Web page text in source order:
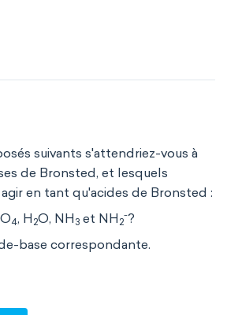
suivants s'attendriez-vous à
de Bronsted, et lesquels
en tant qu'acides de Bronsted :
4, H 2O, NH 3 et NH 2
-?
base correspondante.